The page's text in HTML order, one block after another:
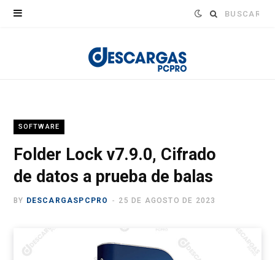
Buscar:
SOFTWARE
Folder Lock v7.9.0, Cifrado
de datos a prueba de balas
BY DESCARGASPCPRO 25 DE AGOSTO DE 2023